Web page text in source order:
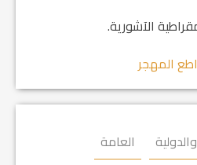
الآشورية.
المهجر
العامة